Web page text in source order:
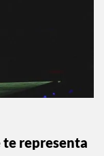
te representa